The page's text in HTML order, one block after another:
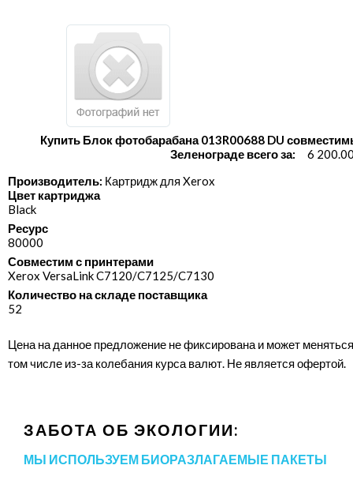
Купить Блок фотобарабана 013R00688 DU
Зеленограде всего за:
6
Производитель: Картридж для Xerox
Цвет картриджа
Black
Ресурс
80000
Совместим с принтерами
Xerox VersaLink C7120/​C7125/​C7130
Количество на складе поставщика
52
Цена на данное предложение не фиксирована и может
том числе из-за колебания курса валют. Не является офертой.
ЗАБОТА ОБ ЭКОЛОГИИ:
МЫ ИСПОЛЬЗУЕМ БИОРАЗЛАГАЕМЫЕ ПАКЕТЫ